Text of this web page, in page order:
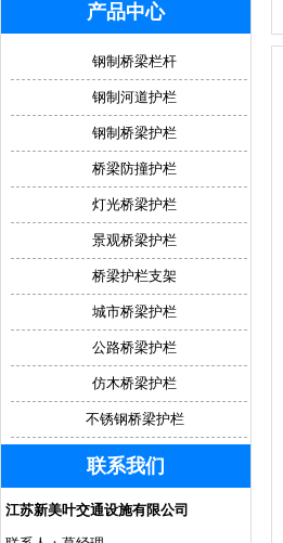
产品中心
钢制桥梁栏杆
钢制河道护栏
钢制桥梁护栏
桥梁防撞护栏
灯光桥梁护栏
景观桥梁护栏
桥梁护栏支架
城市桥梁护栏
公路桥梁护栏
仿木桥梁护栏
不锈钢桥梁护栏
联系我们
江苏新美叶交通设施有限公司